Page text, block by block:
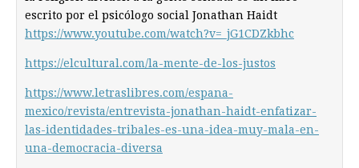
escrito por el psicólogo social Jonathan Haidt
https://www.youtube.com/watch?v=_jG1CDZkbhc
https://elcultural.com/la-mente-de-los-justos
https://www.letraslibres.com/espana-
mexico/revista/entrevista-jonathan-haidt-enfatizar-
las-identidades-tribales-es-una-idea-muy-mala-en-
una-democracia-diversa